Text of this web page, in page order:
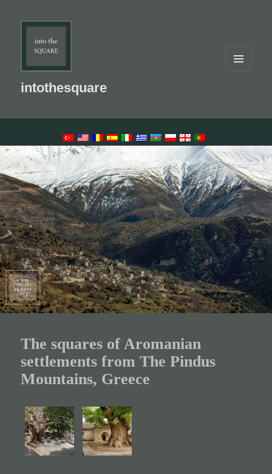
intothesquare
The squares of Aromanian
settlements from The Pindus
Mountains, Greece